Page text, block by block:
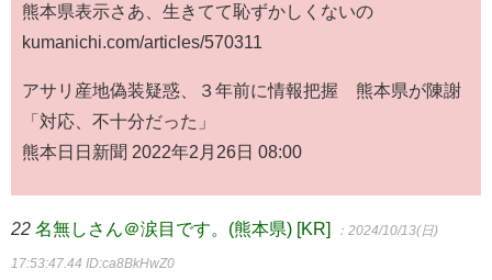
熊本県表示さあ、生きてて恥ずかしくないの
kumanichi.com/articles/570311
アサリ産地偽装疑惑、３年前に情報把握 熊本県が陳謝
「対応、不十分だった」
熊本日日新聞 2022年2月26日 08:00
22 名無しさん＠涙目です。(熊本県) [KR] ：2024/10/13(日)
17:53:47.44 ID:ca8BkHwZ0